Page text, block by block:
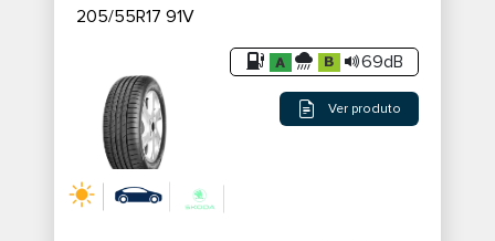
205/55R17 91V
69dB
Ver produto